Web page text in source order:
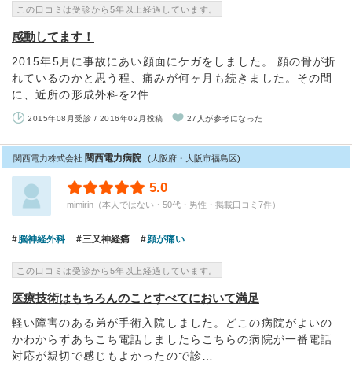
この口コミは受診から5年以上経過しています。
感動してます！
2015年5月に事故にあい顔面にケガをしました。 顔の骨が折
れているのかと思う程、痛みが何ヶ月も続きました。その間
に、近所の形成外科を2件…
2015年08月受診 / 2016年02月投稿 27人が参考になった
関西電力株式会社 関西電力病院 (大阪府・大阪市福島区)
5.0
mimirin（本人ではない・50代・男性・掲載口コミ7件）
脳神経外科 三又神経痛 顔が痛い
この口コミは受診から5年以上経過しています。
医療技術はもちろんのことすべてにおいて満足
軽い障害のある弟が手術入院しました。どこの病院がよいの
かわからずあちこち電話しましたらこちらの病院が一番電話
対応が親切で感じもよかったので診…